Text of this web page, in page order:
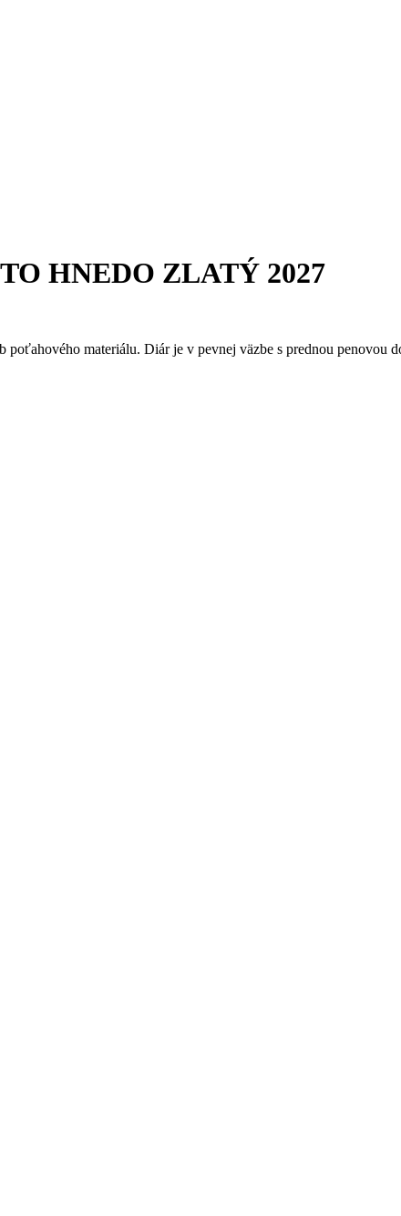
HNEDO ZLATÝ 2027
materiálu. Diár je v pevnej väzbe s prednou penovou